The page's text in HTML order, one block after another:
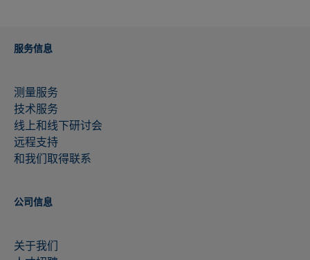
服务信息
测量服务
技术服务
线上和线下研讨会
远程支持
和我们取得联系
公司信息
关于我们